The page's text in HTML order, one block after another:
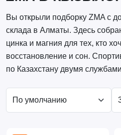
Вы открыли подборку ZMA с
склада в Алматы. Здесь
цинка и магния для тех, кто
восстановление и сон.
по Казахстану двумя